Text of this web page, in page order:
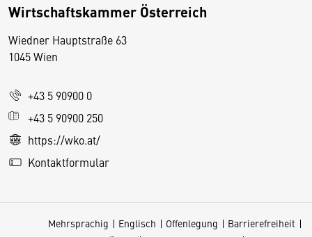
Wirtschaftskammer Österreich
Wiedner Hauptstraße 63
1045 Wien
+43 5 90900 0
+43 5 90900 250
https://wko.at/
Kontaktformular
Mehrsprachig Englisch Offenlegung
Barrierefreiheit
D
s
e
S
e